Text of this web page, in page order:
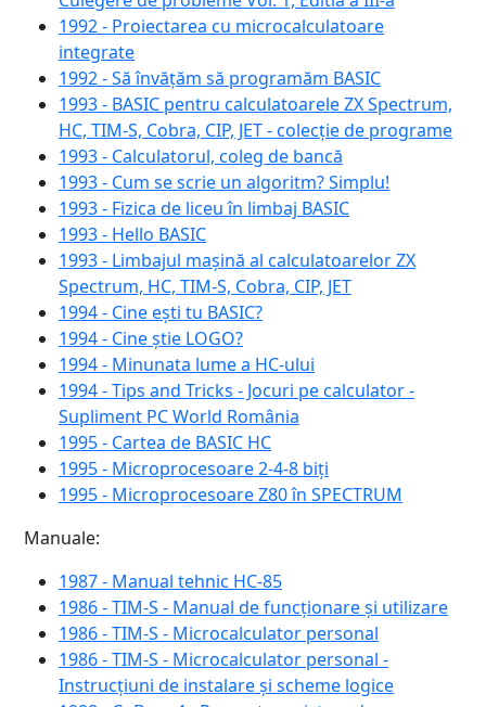
1992 - Proiectarea cu microcalculatoare
integrate
1992 - Să învățăm să programăm BASIC
1993 - BASIC pentru calculatoarele ZX Spectrum,
HC, TIM-S, Cobra, CIP, JET - colecție de programe
1993 - Calculatorul, coleg de bancă
1993 - Cum se scrie un algoritm? Simplu!
1993 - Fizica de liceu în limbaj BASIC
1993 - Hello BASIC
1993 - Limbajul mașină al calculatoarelor ZX
Spectrum, HC, TIM-S, Cobra, CIP, JET
1994 - Cine ești tu BASIC?
1994 - Cine știe LOGO?
1994 - Minunata lume a HC-ului
1994 - Tips and Tricks - Jocuri pe calculator -
Supliment PC World România
1995 - Cartea de BASIC HC
1995 - Microprocesoare 2-4-8 biți
1995 - Microprocesoare Z80 în SPECTRUM
Manuale:
1987 - Manual tehnic HC-85
1986 - TIM-S - Manual de funcționare și utilizare
1986 - TIM-S - Microcalculator personal
1986 - TIM-S - Microcalculator personal -
Instrucțiuni de instalare și scheme logice